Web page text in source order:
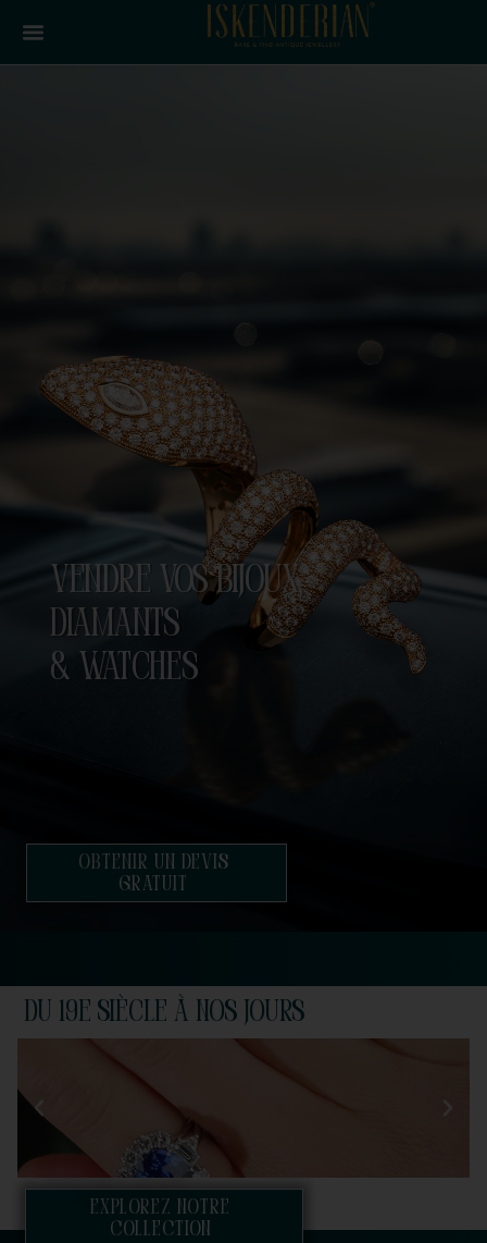
VENDRE VOS BIJOUX,
DIAMANTS
& WATCHES
OBTENIR UN DEVIS
GRATUIT
Du 19e siècle à nos jours
EXPLOREZ notre
collection